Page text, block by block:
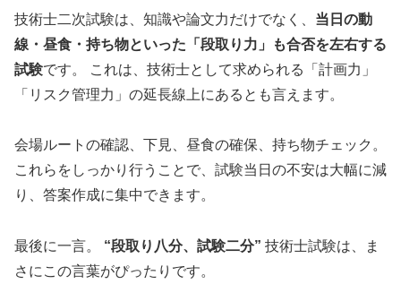
技術士二次試験は、知識や論文力だけでなく、 当日の動
線・昼食・持ち物といった「段取り力」も合否を左右する
試験です。 これは、技術士として求められる「計画力」
「リスク管理力」の延長線上にあるとも言えます。
会場ルートの確認、下見、昼食の確保、持ち物チェック。
これらをしっかり行うことで、試験当日の不安は大幅に減
り、答案作成に集中できます。
最後に一言。 “段取り八分、試験二分” 技術士試験は、ま
さにこの言葉がぴったりです。